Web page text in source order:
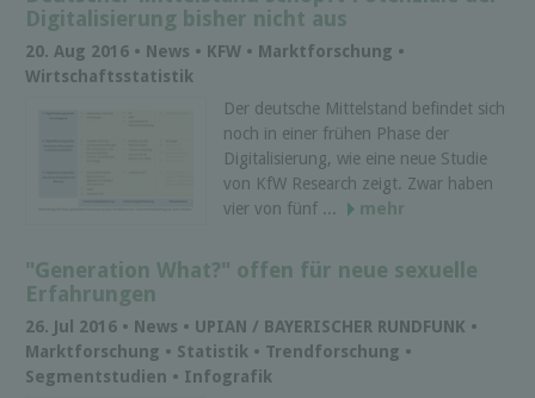
Digitalisierung bisher nicht aus
20. Aug 2016 • News • KFW • Marktforschung •
Wirtschaftsstatistik
Der deutsche Mittelstand befindet sich
noch in einer frühen Phase der
Digitalisierung, wie eine neue Studie
von KfW Research zeigt. Zwar haben
vier von fünf ...
mehr
"Generation What?" offen für neue sexuelle
Erfahrungen
26. Jul 2016 • News • UPIAN / BAYERISCHER RUNDFUNK •
Marktforschung • Statistik • Trendforschung •
Segmentstudien • Infografik